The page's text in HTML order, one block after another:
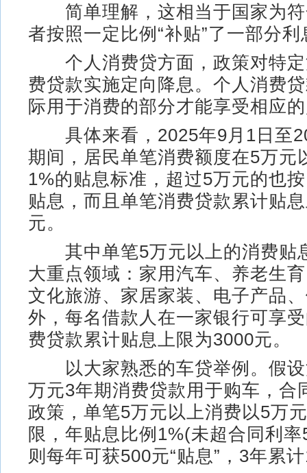
简单理解，这相当于国家为符
者按照一定比例“补贴”了一部分利
个人消费贷方面，政策对特定
费贷款实施定向降息。个人消费
际用于消费的部分才能享受相应
具体来看，2025年9月1日至
期间，居民单笔消费额度在5万元
1%的贴息标准，超过5万元的也
贴息，而且单笔消费贷款累计贴
元。
其中单笔5万元以上的消费贴
大重点领域：家用汽车、养老生
文化旅游、家居家装、电子产品
外，每名借款人在一家银行可享
费贷款累计贴息上限为3000元。
以大家熟悉的车贷举例。假设
万元3年期消费贷款用于购车，合
政策，单笔5万元以上消费以5万
限，年贴息比例1%(未超合同利
则每年可获500元“贴息”，3年累